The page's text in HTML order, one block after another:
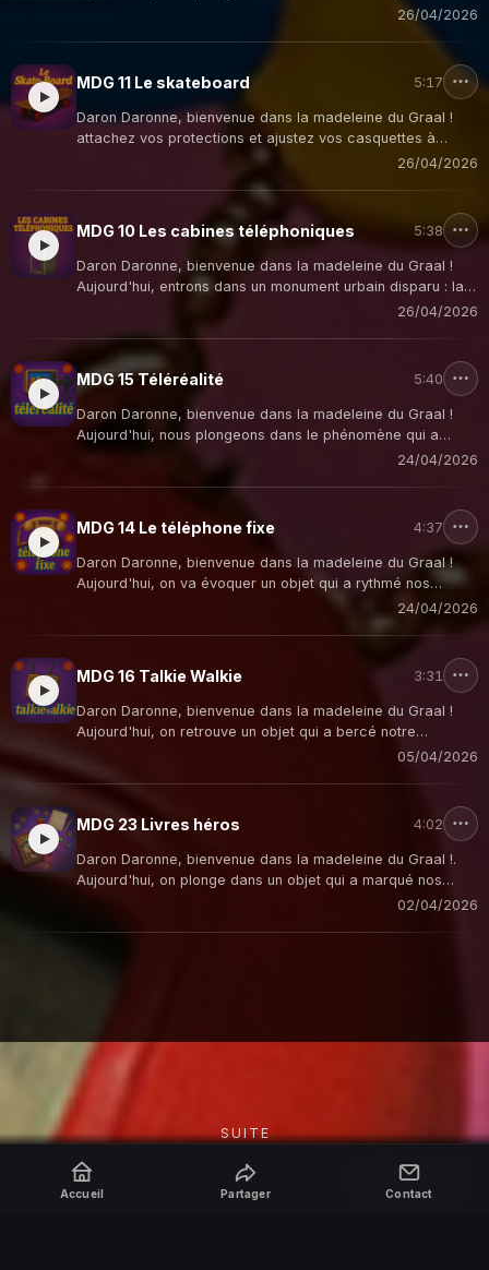
Accueil Partager Contact
SUITE
qui a envahi nos cours de récréation et vidé nos tirelires
26/04/2026
MDG 11 Le skateboard 5:17
Daron Daronne, bienvenue dans la madeleine du Graal !
attachez vos protections et ajustez vos casquettes à
l'envers ! Aujourd'hui, nous dévalons la pente des
souvenirs pour redécouvrir un objet qui a non seulement
transformé nos déplacements, mais qui incarnait tout un art
de vivre dans les années 90 : le skateboard !
26/04/2026
MDG 10 Les cabines téléphoniques 5:38
Daron Daronne, bienvenue dans la madeleine du Graal !
Aujourd'hui, entrons dans un monument urbain disparu : la
cabine téléphonique ! Cette boîte magique qui nous26/04/2026
MDG 15 Téléréalité 5:40
Daron Daronne, bienvenue dans la madeleine du Graal !
Aujourd'hui, nous plongeons dans le phénomène qui a
révolutionné notre façon de regarder la télévision au
inconnus vivre ensemble était bien plus passionnant que
n'importe quelle série !
24/04/2026
MDG 14 Le téléphone fixe 4:37
Daron Daronne, bienvenue dans la madeleine du Graal !
Aujourd'hui, on va évoquer un objet qui a rythmé nos
communications familiales avant l'ère du smartphone : le
pendant nos conversations !
24/04/2026
MDG 16 Talkie Walkie 3:31
Daron Daronne, bienvenue dans la madeleine du Graal !
Aujourd'hui, on retrouve un objet qui a bercé notre
adolescence et qui nous a fait croire qu'on était des
espions en mission secrète : le fameux Talkie walkie !
05/04/2026
MDG 23 Livres héros 4:02
Daron Daronne, bienvenue dans la madeleine du Graal !.
Aujourd'hui, on plonge dans un objet qui a marqué nos
années d'école et nos week-ends pluvieux : le Livre-jeu, ou
02/04/2026
Site réalisé par adm Partager